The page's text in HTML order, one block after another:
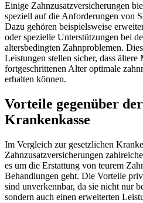
Einige Zahnzusatzversicherungen
speziell auf die Anforderungen von
Dazu gehören beispielsweise
oder spezielle Unterstützungen bei
altersbedingten Zahnproblemen.
Leistungen stellen sicher, dass ältere
fortgeschrittenen Alter optimale
erhalten können.
Vorteile gegenüber
Krankenkasse
Im Vergleich zur gesetzlichen
Zahnzusatzversicherungen
es um die Erstattung von teurem
Behandlungen geht. Die Vorteile
sind unverkennbar, da sie nicht nur
sondern auch einen erweiterten